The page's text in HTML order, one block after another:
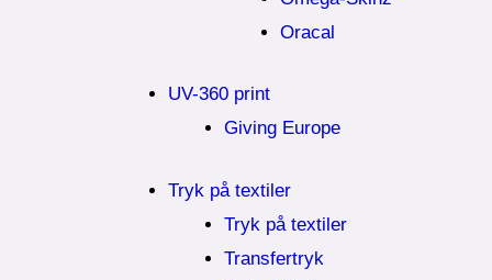
Oracal
UV-360 print
Giving Europe
Tryk på textiler
Tryk på textiler
Transfertryk